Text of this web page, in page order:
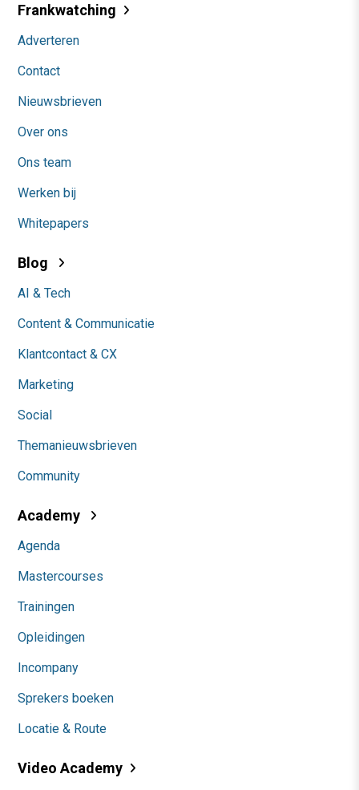
Frankwatching
Adverteren
Contact
Nieuwsbrieven
Over ons
Ons team
Werken bij
Whitepapers
Blog
AI & Tech
Content & Communicatie
Klantcontact & CX
Marketing
Social
Themanieuwsbrieven
Community
Academy
Agenda
Mastercourses
Trainingen
Opleidingen
Incompany
Sprekers boeken
Locatie & Route
Video Academy